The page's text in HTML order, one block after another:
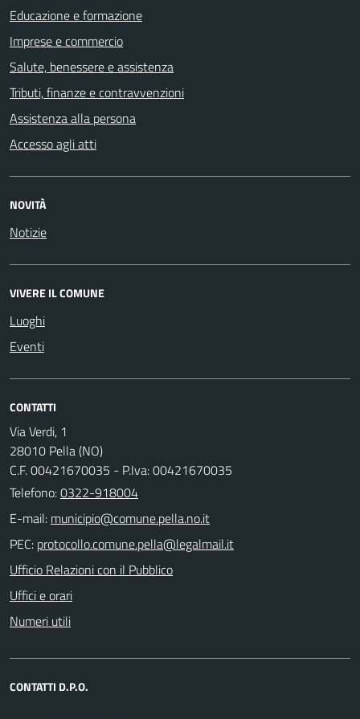
Educazione e formazione
Imprese e commercio
Salute, benessere e assistenza
Tributi, finanze e contravvenzioni
Assistenza alla persona
Accesso agli atti
NOVITÀ
Notizie
VIVERE IL COMUNE
Luoghi
Eventi
CONTATTI
Via Verdi, 1
28010 Pella (NO)
C.F. 00421670035 - P.Iva: 00421670035
Telefono:0322-918004
E-mail:
PEC:
Ufficio Relazioni con il Pubblico
Uffici e orari
Numeri utili
CONTATTI D.P.O.